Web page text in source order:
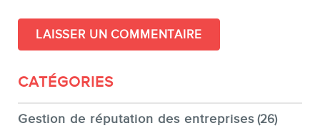
CATÉGORIES
Gestion de réputation des entreprises (26)